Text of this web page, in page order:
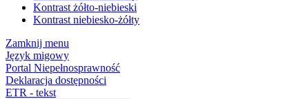
Kontrast żółto-niebieski
Kontrast niebiesko-żółty
Zamknij menu
Język migowy
Portal Niepełnosprawność
Deklaracja dostępności
ETR - tekst